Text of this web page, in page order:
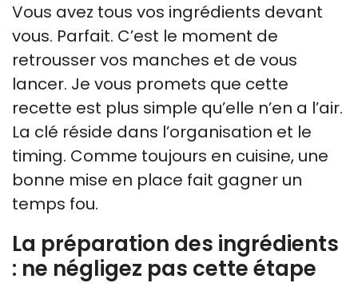
Vous avez tous vos ingrédients devant
vous. Parfait. C’est le moment de
retrousser vos manches et de vous
lancer. Je vous promets que cette
recette est plus simple qu’elle n’en a l’air.
La clé réside dans l’organisation et le
timing. Comme toujours en cuisine, une
bonne mise en place fait gagner un
temps fou.
La préparation des ingrédients
: ne négligez pas cette étape